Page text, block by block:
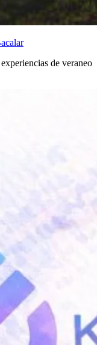
de veraneo